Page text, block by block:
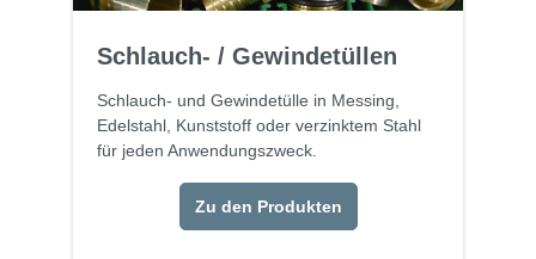
Schlauch- / Gewindetüllen
Schlauch- und Gewindetülle in Messing,
Edelstahl, Kunststoff oder verzinktem Stahl
für jeden Anwendungszweck.
Zu den Produkten